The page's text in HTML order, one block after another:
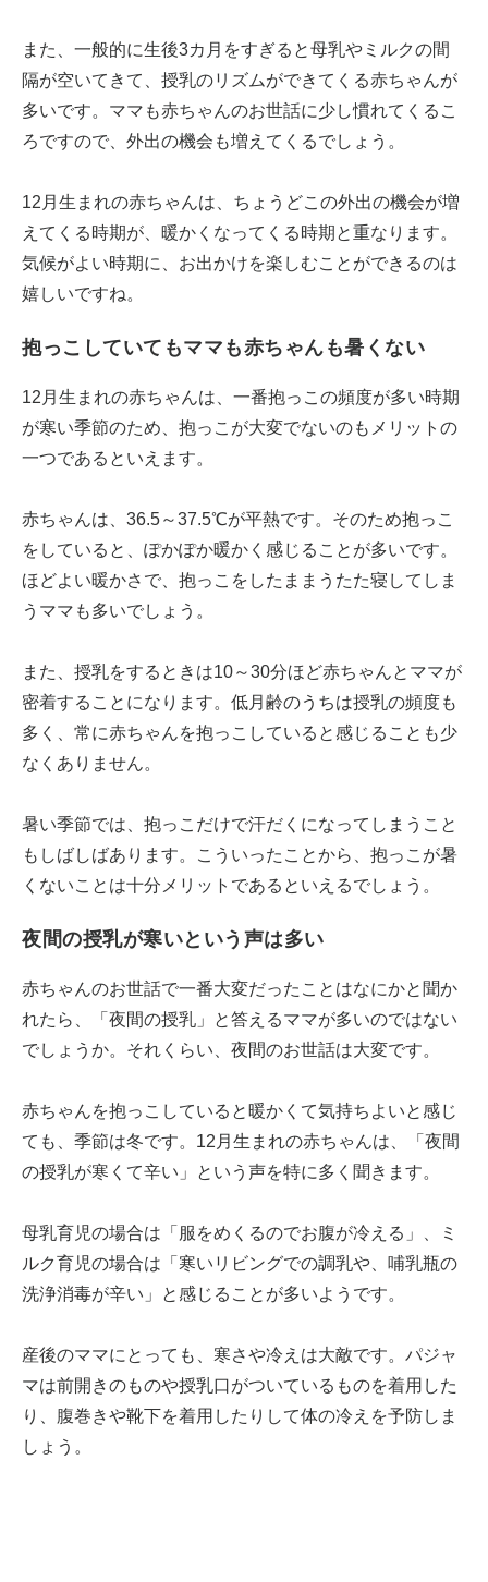
また、一般的に生後3カ月をすぎると母乳やミルクの間
隔が空いてきて、授乳のリズムができてくる赤ちゃんが
多いです。ママも赤ちゃんのお世話に少し慣れてくるこ
ろですので、外出の機会も増えてくるでしょう。
12月生まれの赤ちゃんは、ちょうどこの外出の機会が増
えてくる時期が、暖かくなってくる時期と重なります。
気候がよい時期に、お出かけを楽しむことができるのは
嬉しいですね。
抱っこしていてもママも赤ちゃんも暑くない
12月生まれの赤ちゃんは、一番抱っこの頻度が多い時期
が寒い季節のため、抱っこが大変でないのもメリットの
一つであるといえます。
赤ちゃんは、36.5～37.5℃が平熱です。そのため抱っこ
をしていると、ぽかぽか暖かく感じることが多いです。
ほどよい暖かさで、抱っこをしたままうたた寝してしま
うママも多いでしょう。
また、授乳をするときは10～30分ほど赤ちゃんとママが
密着することになります。低月齢のうちは授乳の頻度も
多く、常に赤ちゃんを抱っこしていると感じることも少
なくありません。
暑い季節では、抱っこだけで汗だくになってしまうこと
もしばしばあります。こういったことから、抱っこが暑
くないことは十分メリットであるといえるでしょう。
夜間の授乳が寒いという声は多い
赤ちゃんのお世話で一番大変だったことはなにかと聞か
れたら、「夜間の授乳」と答えるママが多いのではない
でしょうか。それくらい、夜間のお世話は大変です。
赤ちゃんを抱っこしていると暖かくて気持ちよいと感じ
ても、季節は冬です。12月生まれの赤ちゃんは、「夜間
の授乳が寒くて辛い」という声を特に多く聞きます。
母乳育児の場合は「服をめくるのでお腹が冷える」、ミ
ルク育児の場合は「寒いリビングでの調乳や、哺乳瓶の
洗浄消毒が辛い」と感じることが多いようです。
産後のママにとっても、寒さや冷えは大敵です。パジャ
マは前開きのものや授乳口がついているものを着用した
り、腹巻きや靴下を着用したりして体の冷えを予防しま
しょう。